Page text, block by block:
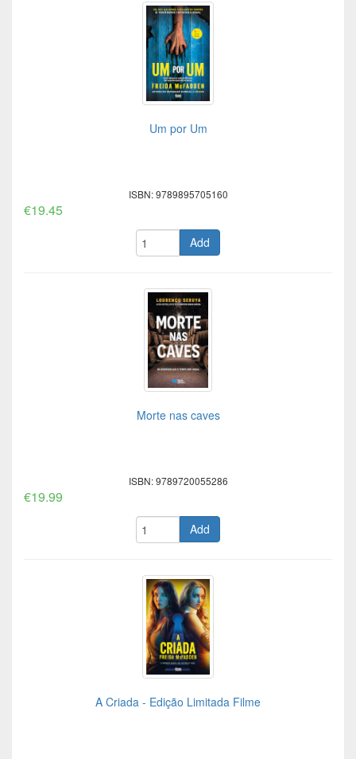
Um por Um
ISBN: 9789895705160
€19.45
Add
Morte nas caves
ISBN: 9789720055286
€19.99
Add
A Criada - Edição Limitada Filme